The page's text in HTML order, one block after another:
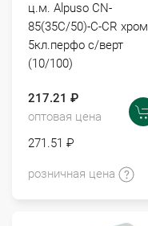
ц.м. Alpuso CN-
85(35C/50)-C-CR хром
5кл.перфо с/верт
(10/100)
217.21 ₽
оптовая цена
271.51 ₽
розничная цена